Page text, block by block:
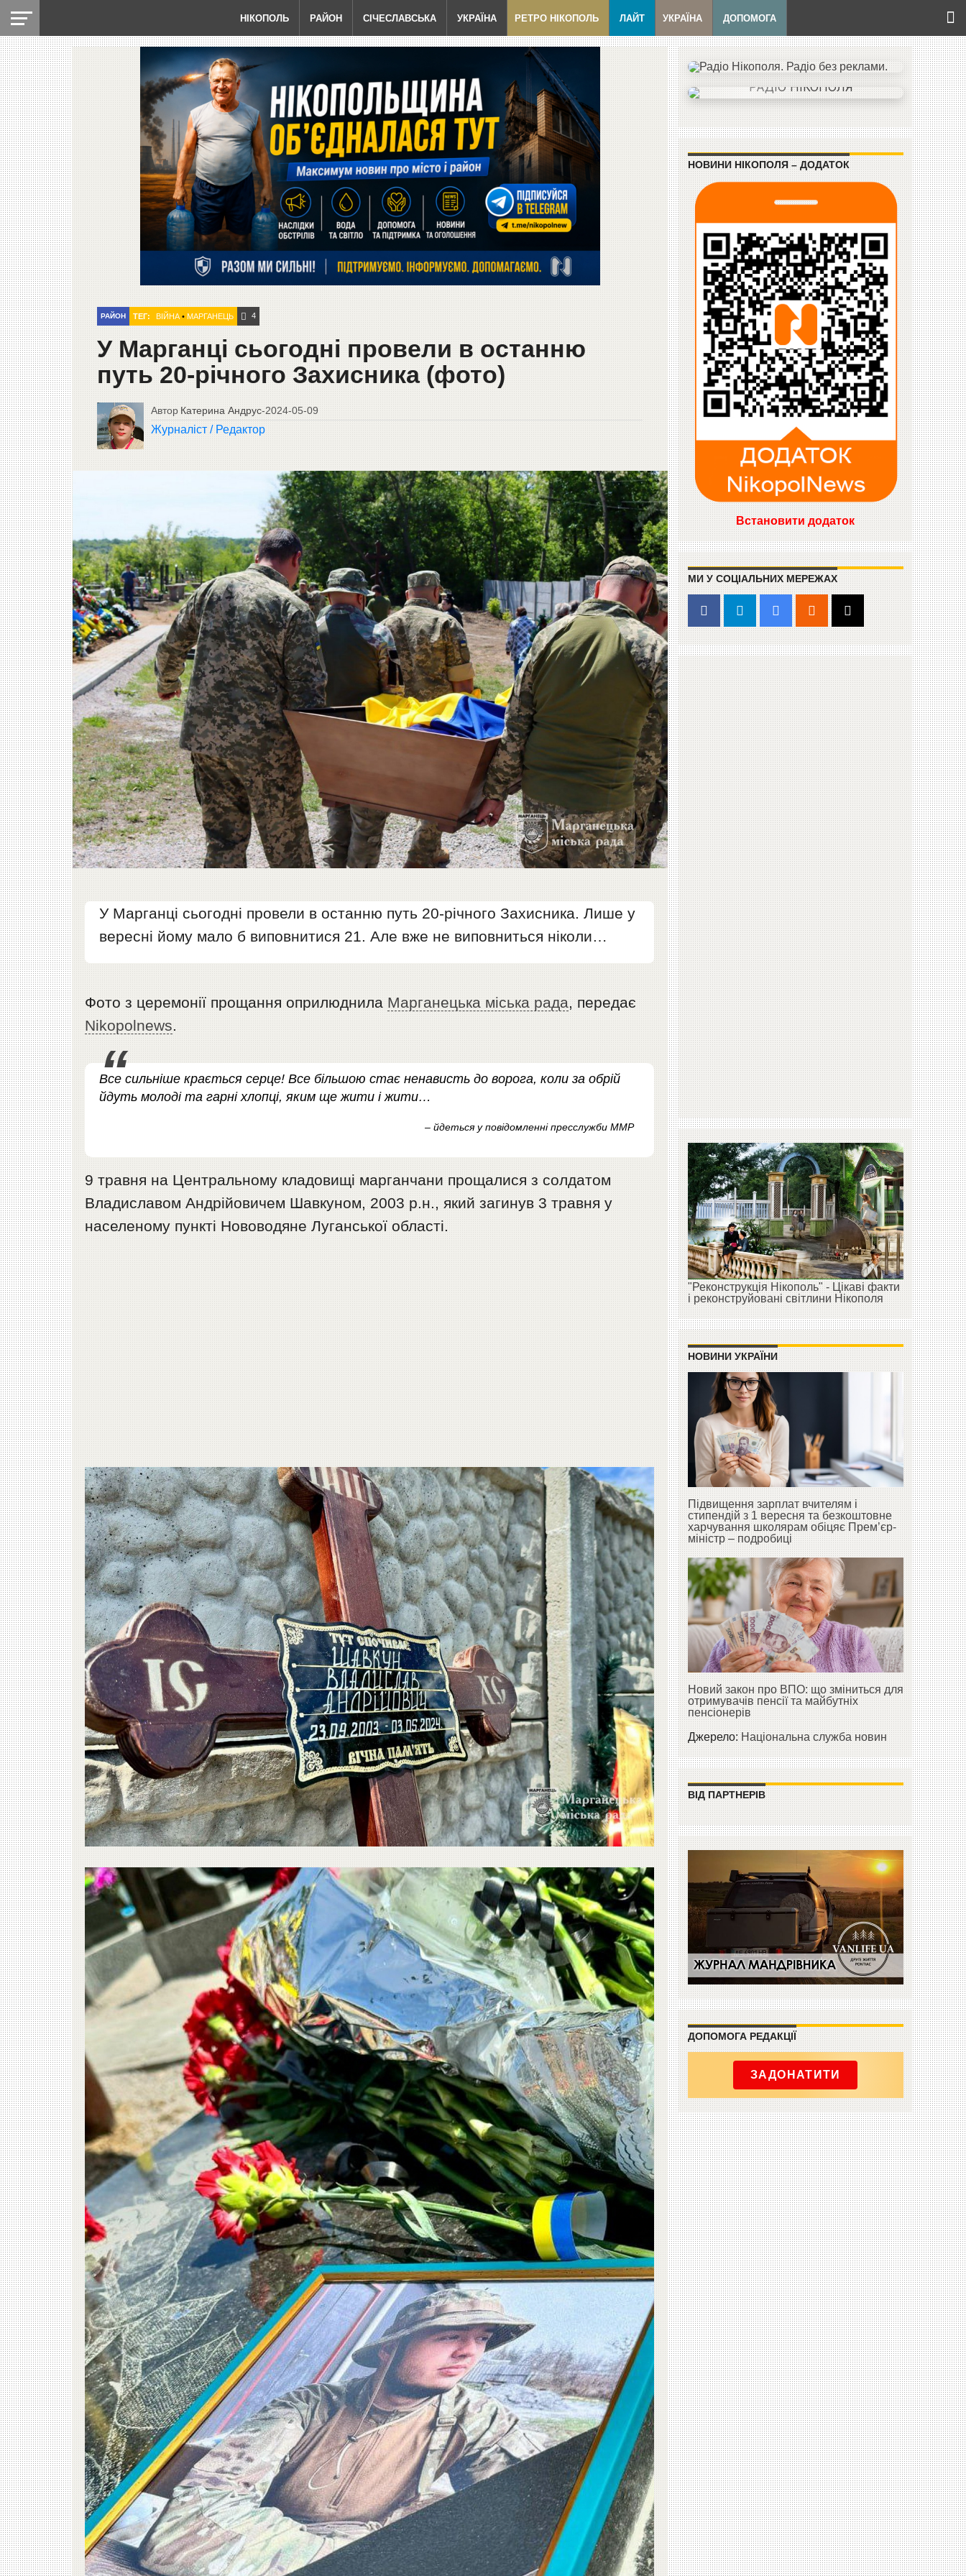
НІКОПОЛЬ РАЙОН СІЧЕСЛАВСЬКА УКРАЇНА РЕТРО НІКОПОЛЬ ЛАЙТ УКРАЇНА ДОПОМОГА
РАЙОН ТЕГ: ВІЙНА• МАРГАНЕЦЬ 4
У Марганці сьогодні провели в останню
путь 20-річного Захисника (фото)
Автор Катерина Андрус-2024-05-09
Журналіст / Редактор
У Марганці сьогодні провели в останню путь 20-річного Захисника. Лише у
вересні йому мало б виповнитися 21. Але вже не виповниться ніколи…
Фото з церемонії прощання оприлюднила Марганецька міська рада, передає
Nikopolnews.
Все сильніше крається серце! Все більшою стає ненависть до ворога, коли за обрій
йдуть молоді та гарні хлопці, яким ще жити і жити…
– йдеться у повідомленні пресслужби ММР
9 травня на Центральному кладовищі марганчани прощалися з солдатом
Владиславом Андрійовичем Шавкуном, 2003 р.н., який загинув 3 травня у
населеному пункті Нововодяне Луганської області.
НОВИНИ НІКОПОЛЯ – ДОДАТОК
Встановити додаток
МИ У СОЦІАЛЬНИХ МЕРЕЖАХ
"Реконструкція Нікополь" - Цікаві факти
і реконструйовані світлини Нікополя
НОВИНИ УКРАЇНИ
Підвищення зарплат вчителям і
стипендій з 1 вересня та безкоштовне
харчування школярам обіцяє Прем’єр-
міністр – подробиці
Новий закон про ВПО: що зміниться для
отримувачів пенсії та майбутніх
пенсіонерів
Джерело:Національна служба новин
ВІД ПАРТНЕРІВ
ДОПОМОГА РЕДАКЦІЇ
ЗАДОНАТИТИ